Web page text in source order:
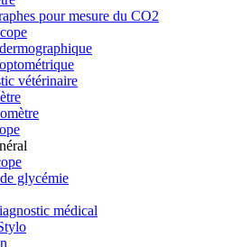
pour mesure du CO2
vétérinaire
glycémie
médical